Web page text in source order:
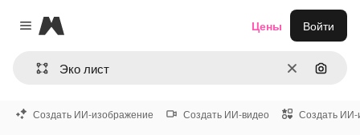
Close menu
Magnific
ОчиститьПоиск
Цены Войти
Создать ИИ-изображение Создать ИИ-видео Создать ИИ-